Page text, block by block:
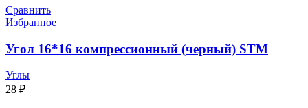
Сравнить
Избранное
Угол 16*16 компрессионный (черный) STM
Углы
28 ₽